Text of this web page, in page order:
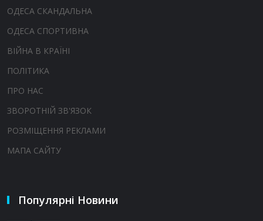
ОДЕСА СКАНДАЛЬНА
ОДЕСА СПОРТИВНА
ВІЙНА В КРАЇНІ
ПОЛІТИКА
ПРО НАС
ЗВОРОТНІЙ ЗВ'ЯЗОК
РОЗМІЩЕННЯ РЕКЛАМИ
МАПА САЙТУ
Популярні Новини